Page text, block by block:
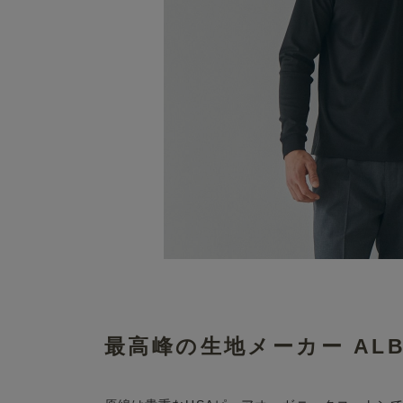
最高峰の生地メーカー